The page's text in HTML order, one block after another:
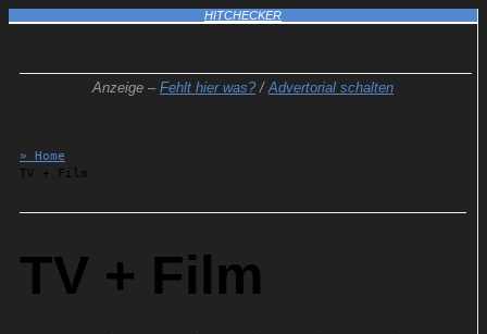
HITCHECKER
Anzeige – Fehlt hier was? /Advertorial schalten
» Home
TV + Film
TV + Film